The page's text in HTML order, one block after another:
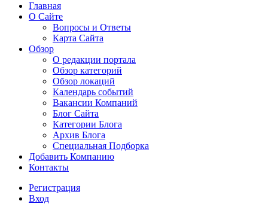
Главная
О Сайте
Вопросы и Ответы
Карта Сайта
Обзор
О редакции портала
Обзор категорий
Обзор локаций
Календарь событий
Вакансии Компаний
Блог Сайта
Категории Блога
Архив Блога
Специальная Подборка
Добавить Компанию
Контакты
Регистрация
Вход